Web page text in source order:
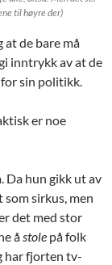
til høyre der)
at de bare må
inntrykk av at de
sin politikk.
er noe
Da hun gikk ut av
sirkus, men
det med stor
åstole på folk
har fjorten tv-